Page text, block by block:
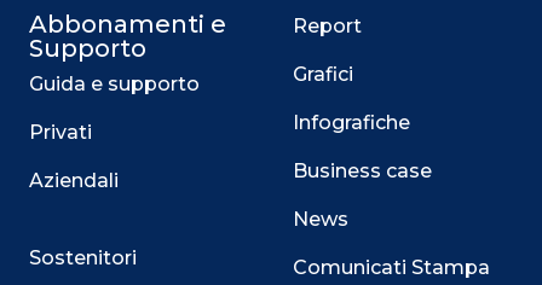
Abbonamenti e
Supporto
Guida e supporto
Privati
Aziendali
Sostenitori
Report
Grafici
Infografiche
Business case
News
Comunicati Stampa